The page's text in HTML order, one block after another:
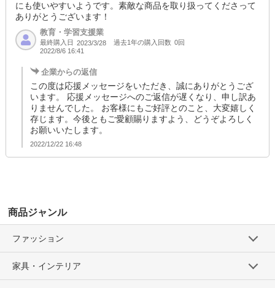
にも使いやすいようです。素敵な商品を取り扱ってくださって
ありがとうございます！
教育・学習支援業
最終購入日 2023/3/28 過去1年の購入回数 0回
2022/8/6 16:41
企業からの返信
この度は応援メッセージをいただき、誠にありがとうござ
います。 応援メッセージへのご返信が遅くなり、申し訳あ
りませんでした。 お客様にもご好評とのこと、大変嬉しく
存じます。今後ともご愛顧賜りますよう、どうぞよろしく
お願いいたします。
2022/12/22 16:48
商品ジャンル
ファッション
家具・インテリア